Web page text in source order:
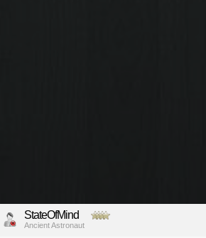
StateOfMind
Ancient Astronaut